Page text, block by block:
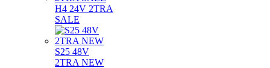
H4 24V 2TRA
SALE
S25 48V
2TRA NEW